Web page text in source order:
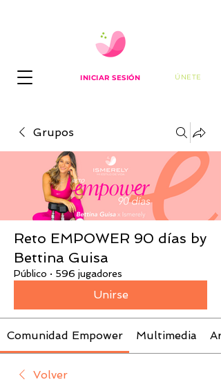
INICIAR SESIÓN ÚNETE
Grupos
Reto EMPOWER 90 días by
Bettina Guisa
Público · 596 jugadores
Unirse
Comunidad Empower Multimedia
Volver